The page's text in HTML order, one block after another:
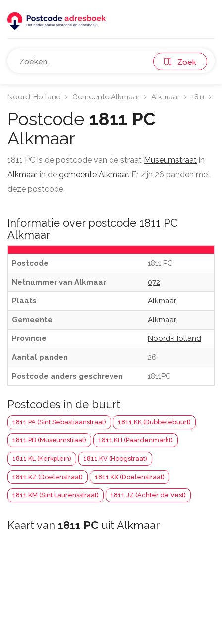
Zoek
Noord-Holland Gemeente Alkmaar Alkmaar 1811
Postcode 1811 PC
Alkmaar
1811 PC is de postcode van de straat Museumstraat in
Alkmaar in de gemeente Alkmaar. Er zijn 26 panden met
deze postcode.
Informatie over postcode 1811 PC
Alkmaar
Postcode 1811 PC
Netnummer van Alkmaar 072
Plaats Alkmaar
Gemeente Alkmaar
Provincie Noord-Holland
Aantal panden 26
Postcode anders geschreven 1811PC
Postcodes in de buurt
1811 PA (Sint Sebastiaanstraat) 1811 KK (Dubbelebuurt)
1811 PB (Museumstraat) 1811 KH (Paardenmarkt)
1811 KL (Kerkplein) 1811 KV (Hoogstraat)
1811 KZ (Doelenstraat) 1811 KX (Doelenstraat)
1811 KM (Sint Laurensstraat) 1811 JZ (Achter de Vest)
Kaart van 1811 PC uit Alkmaar